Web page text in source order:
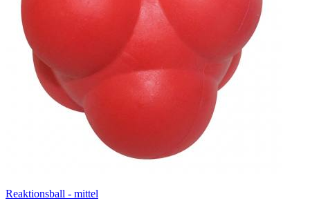
Reaktionsball - mittel